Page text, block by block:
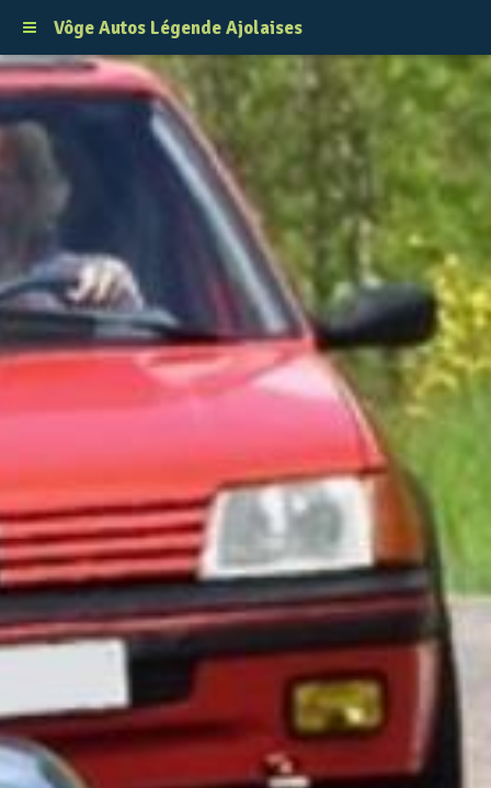
Vôge Autos Légende Ajolaises